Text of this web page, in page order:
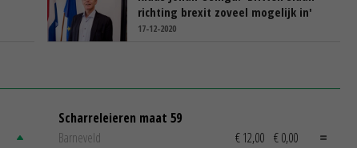
richting brexit zoveel mogelijk in'
17-12-2020
Scharreleieren maat 59
Barneveld
€ 12,00 € 0,00